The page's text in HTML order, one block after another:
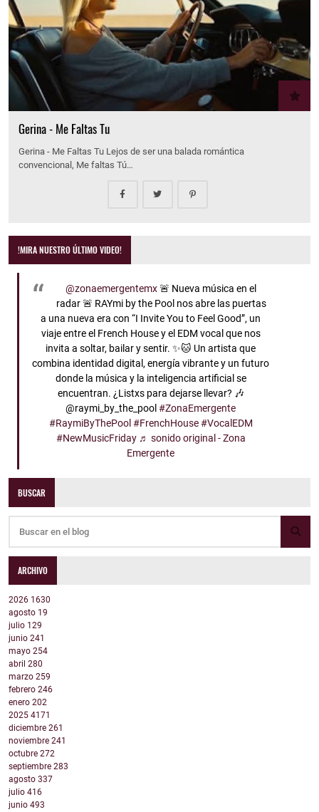
Gerina - Me Faltas Tu
Gerina - Me Faltas Tu Lejos de ser una balada romántica
convencional, Me faltas Tú…
!MIRA NUESTRO ÚLTIMO VIDEO!
@zonaemergentemx🚨 Nueva música en el
radar 🚨 RAYmi by the Pool nos abre las puertas
a una nueva era con “I Invite You to Feel Good”, un
viaje entre el French House y el EDM vocal que nos
invita a soltar, bailar y sentir. ✨🐱 Un artista que
combina identidad digital, energía vibrante y un futuro
donde la música y la inteligencia artificial se
encuentran. ¿Listxs para dejarse llevar? 🎶
@raymi_by_the_pool#ZonaEmergente
#RaymiByThePool #FrenchHouse #VocalEDM
#NewMusicFriday ♬ sonido original - Zona
Emergente
BUSCAR
ARCHIVO
2026 1630
agosto 19
julio 129
junio 241
mayo 254
abril 280
marzo 259
febrero 246
enero 202
2025 4171
diciembre 261
noviembre 241
octubre 272
septiembre 283
agosto 337
julio 416
junio 493